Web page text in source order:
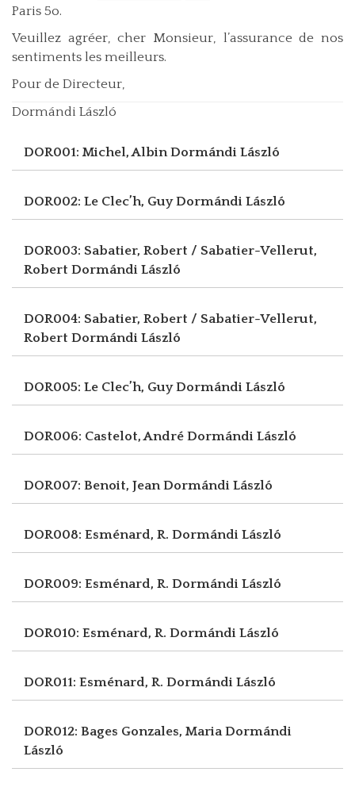
Paris 5o.
Veuillez agréer, cher Monsieur, l’assurance de nos
sentiments les meilleurs.
Pour de Directeur,
Dormándi László
DOR001: Michel, AlbinDormándi László
DOR002: Le Clec’h, GuyDormándi László
DOR003: Sabatier, Robert / Sabatier-Vellerut,
Robert Dormándi László
DOR004: Sabatier, Robert / Sabatier-Vellerut,
Robert Dormándi László
DOR005: Le Clec’h, GuyDormándi László
DOR006: Castelot, André Dormándi László
DOR007: Benoit, JeanDormándi László
DOR008: Esménard, R. Dormándi László
DOR009: Esménard, R. Dormándi László
DOR010: Esménard, R. Dormándi László
DOR011: Esménard, R. Dormándi László
DOR012: Bages Gonzales, MariaDormándi
László